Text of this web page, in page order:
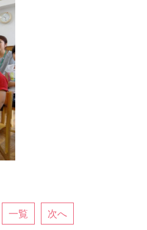
一覧 次へ